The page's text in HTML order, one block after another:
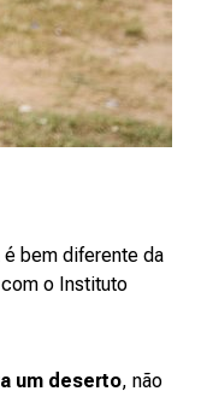
bem diferente da
o Instituto
um deserto, não